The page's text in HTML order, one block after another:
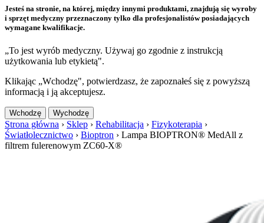
Jesteś na stronie, na której, między innymi produktami, znajdują się wyroby
i sprzęt medyczny przeznaczony tylko dla profesjonalistów posiadających
wymagane kwalifikacje.
„To jest wyrób medyczny. Używaj go zgodnie z instrukcją
użytkowania lub etykietą".
Klikając „Wchodzę", potwierdzasz, że zapoznałeś się z powyższą
informacją i ją akceptujesz.
Wchodzę Wychodzę
Strona główna › Sklep › Rehabilitacja › Fizykoterapia ›
Światłolecznictwo › Bioptron › Lampa BIOPTRON® MedAll z
filtrem fulerenowym ZC60-X®